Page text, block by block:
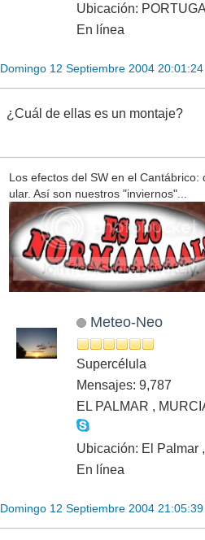
Ubicación:
En línea
Domingo 12 Septiembre 2004 20:01:24
¿Cuál de ellas es un montaje?
Los efectos del SW en el
ular. Así son nuestros "inviernos"...
Meteo-Neo
Supercélula
Mensajes: 9,787
EL PALMAR ,
Ubicación: El Palmar
En línea
Domingo 12 Septiembre 2004 21:05:39